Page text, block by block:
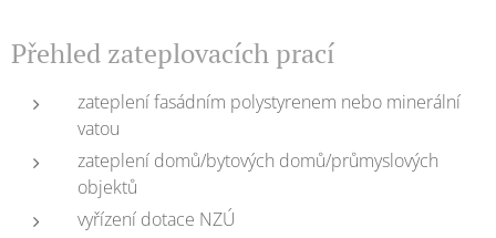
Přehled zateplovacích prací
zateplení fasádním polystyrenem nebo minerální
vatou
zateplení domů/bytových domů/průmyslových
objektů
vyřízení dotace NZÚ